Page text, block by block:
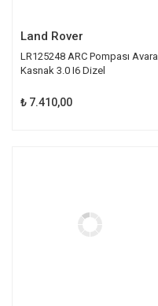
Land Rover
LR125248 ARC Pompası Avara
Kasnak 3.0 I6 Dizel
₺ 7.410,00